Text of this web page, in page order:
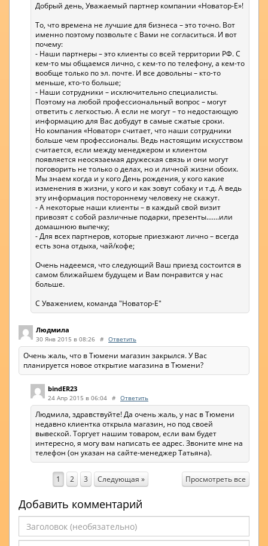
Добрый день, Уважаемый партнер компании «Новатор-Е»!
То, что времена не лучшие для бизнеса – это точно. Вот
именно поэтому позвольте с Вами не согласиться. И вот
почему:
- Наши партнеры – это клиенты со всей территории РФ. С
кем-то мы общаемся лично, с кем-то по телефону, а кем-то
вообще только по эл. почте. И все довольны – кто-то
меньше, кто-то больше;
- Наши сотрудники – исключительно специалисты.
Поэтому на любой профессиональный вопрос – могут
ответить с легкостью. А если не могут – то недостающую
информацию для Вас добудут в самые сжатые сроки.
Но компания «Новатор» считает, что наши сотрудники
больше чем профессионалы. Ведь настоящим искусством
считается, если между менеджером и клиентом
появляется неосязаемая дружеская связь и они могут
поговорить не только о делах, но и личной жизни обоих.
Мы знаем когда и у кого День рождения, у кого какие
изменения в жизни, у кого и как зовут собаку и т.д. А ведь
эту информация постороннему человеку не скажут.
- А некоторые наши клиенты – в каждый свой визит
привозят с собой различные подарки, презенты.......или
домашнюю выпечку;
- Для всех партнеров, которые приезжают лично – всегда
есть зона отдыха, чай/кофе;
Очень надеемся, что следующий Ваш приезд состоится в
самом ближайшем будущем и Вам понравится у нас
больше.
С Уважением, команда "Новатор-Е"
Людмила
30 Янв 2015 в 08:26 # Ответить
Очень жаль, что в Тюмени магазин закрылся. У Вас
планируется новое открытие магазина в Тюмени?
bindER23
24 Апр 2015 в 06:04 # Ответить
Людмила, здравствуйте! Да очень жаль, у нас в Тюмени
недавно клиентка открыла магазин, но под своей
вывеской. Торгует нашим товаром, если вам будет
интересно, я могу вам написать ее адрес. Звоните мне на
телефон (он указан на сайте-менеджер Татьяна).
Просмотреть все
1 2 3 Следующая »
Добавить комментарий